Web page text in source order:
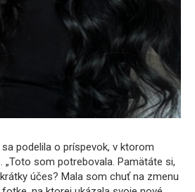
podelila o príspevok, v ktorom
„Toto som potrebovala. Pamätáte si,
účes? Mala som chuť na zmenu